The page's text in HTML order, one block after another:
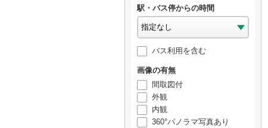
駅・バス停からの時間
バス利用を含む
画像の有無
間取図付
外観
内観
360°パノラマ写真あり